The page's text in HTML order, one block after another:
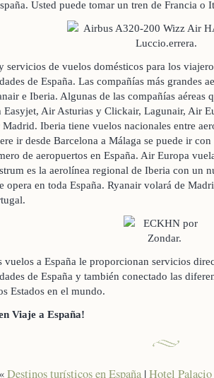
Usted puede tomar un tren de Francia o
servicios de vuelos domésticos para los
de España. Las compañías más grandes
e Iberia. Algunas de las compañías aéreas
Easyjet, Air Asturias y Clickair, Lagunair, Air
Iberia tiene vuelos nacionales entre
ir desde Barcelona a Málaga se puede ir
de aeropuertos en España. Air Europa
es la aerolínea regional de Iberia con un
opera en toda España. Ryanair volará de
vuelos a España le proporcionan servicios
de España y también conectado las
Estados en el mundo.
Viaje a España!
«Destinos turísticos en España |Hotel Palacio